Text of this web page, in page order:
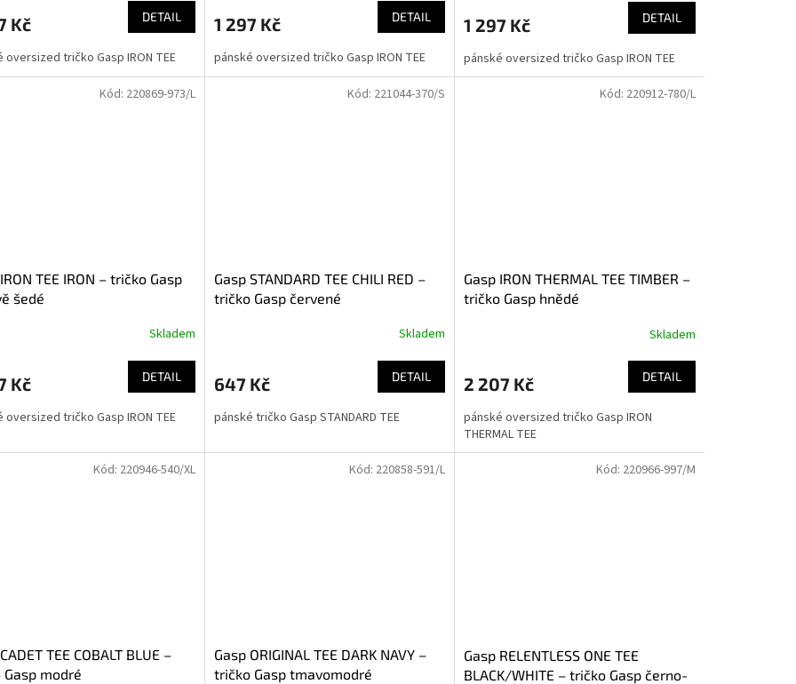
Kč DETAIL
oversized tričko Gasp IRON TEE
1 297 Kč DETAIL
pánské oversized tričko Gasp IRON TEE
1 297 Kč DETAIL
pánské oversized tričko Gasp IRON TEE
TEE IRON – tričko Gasp
šedé
Skladem
Kč DETAIL
oversized tričko Gasp IRON TEE
Kód: 220869-973/L
Gasp STANDARD TEE CHILI RED –
tričko Gasp červené
Skladem
647 Kč DETAIL
pánské tričko Gasp STANDARD TEE
Kód: 221044-370/S
Gasp IRON THERMAL TEE TIMBER –
tričko Gasp hnědé
Skladem
2 207 Kč DETAIL
pánské oversized tričko Gasp IRON
THERMAL TEE
Kód: 220912-780/L
TEE COBALT BLUE –
modré
Kód: 220946-540/XL
Gasp ORIGINAL TEE DARK NAVY –
tričko Gasp tmavomodré
Kód: 220858-591/L
Gasp RELENTLESS ONE TEE
BLACK/WHITE – tričko Gasp černo-
Kód: 220966-997/M